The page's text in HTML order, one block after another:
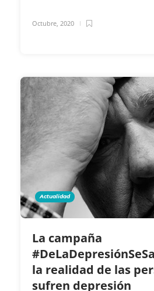
Octubre, 2020
Actualidad
La campaña
la realidad de las
sufren depresión